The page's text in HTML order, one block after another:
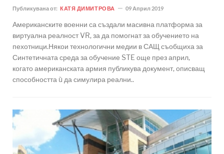
Публикувана от: КАТЯ ДИМИТРОВА 09 Април 2019
Американските военни са създали масивна платформа за
виртуална реалност VR, за да помогнат за обучението на
пехотници.Някои технологични медии в САЩ съобщиха за
Синтетичната среда за обучение STE още през април,
когато американската армия публикува документ, описващ
способността ù да симулира реални..